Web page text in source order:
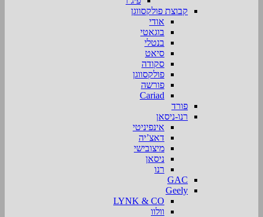
קבוצת פולקסווגן
אודי
בוגאטי
בנטלי
סיאט
סקודה
פולקסווגן
פורשה
Cariad
פורד
רנו-ניסאן
אינפיניטי
דאצ’יה
מיצובישי
ניסאן
רנו
GAC
Geely
LYNK & CO
וולוו